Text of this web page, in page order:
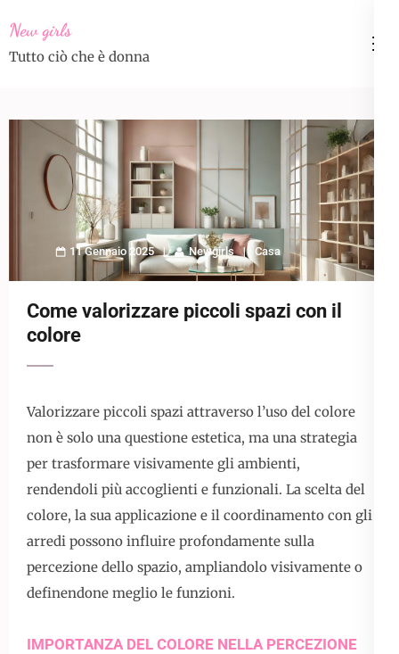
to
content
Enter)
New girls
Tutto ciò che è donna
11 Gennaio 2025 Newgirls Casa
Come valorizzare piccoli spazi con il
colore
Valorizzare piccoli spazi attraverso l’uso del colore
non è solo una questione estetica, ma una strategia
per trasformare visivamente gli ambienti,
rendendoli più accoglienti e funzionali. La scelta del
colore, la sua applicazione e il coordinamento con gli
arredi possono influire profondamente sulla
percezione dello spazio, ampliandolo visivamente o
definendone meglio le funzioni.
IMPORTANZA DEL COLORE NELLA PERCEZIONE